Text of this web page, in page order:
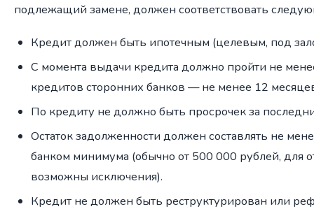
подлежащий замене, должен соответствовать
Кредит должен быть ипотечным (целевым, под
С момента выдачи кредита должно пройти не
кредитов сторонних банков — не менее 12
По кредиту не должно быть просрочек за
Остаток задолженности должен составлять не
банком минимума (обычно от 500 000 рублей, для
возможны исключения).
Кредит не должен быть реструктурирован или